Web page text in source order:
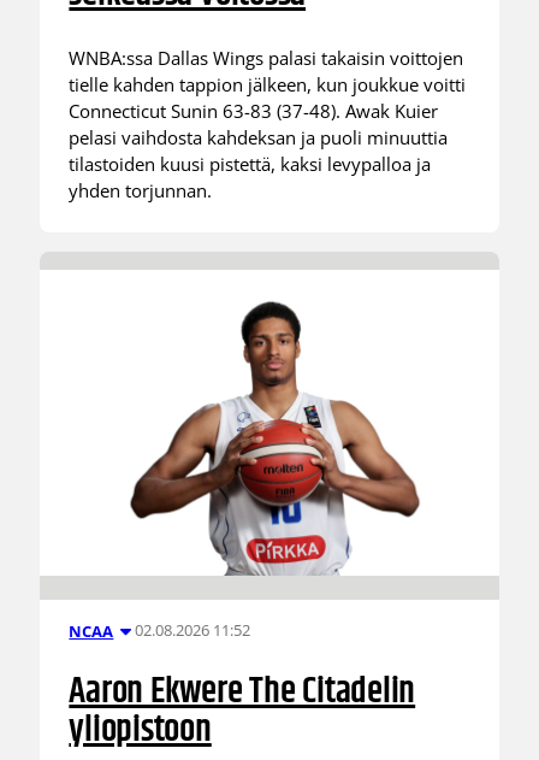
WNBA:ssa Dallas Wings palasi takaisin voittojen
tielle kahden tappion jälkeen, kun joukkue voitti
Connecticut Sunin 63-83 (37-48). Awak Kuier
pelasi vaihdosta kahdeksan ja puoli minuuttia
tilastoiden kuusi pistettä, kaksi levypalloa ja
yhden torjunnan.
NCAA 02.08.2026 11:52
Aaron Ekwere The Citadelin
yliopistoon